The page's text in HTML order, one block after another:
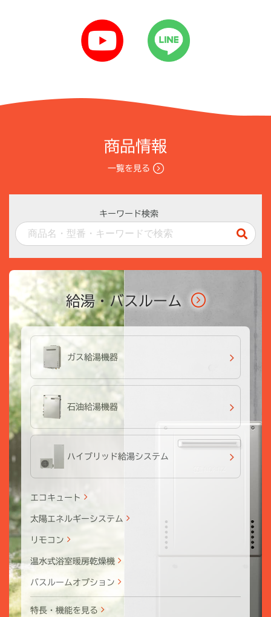
商品情報
一覧を見る
キーワード検索
給湯・バスルーム
ガス給湯機器
石油給湯機器
ハイブリッド給湯システム
エコキュート
太陽エネルギーシステム
リモコン
温水式浴室暖房乾燥機
バスルームオプション
特長・機能を見る